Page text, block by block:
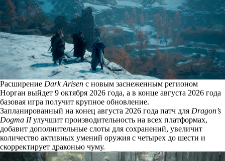
Расширение Dark Arisen с новым заснеженным регионом
Норган выйдет 9 октября 2026 года, а в конце августа 2026 года
базовая игра получит крупное обновление.
Запланированный на конец августа 2026 года патч для Dragon’s
Dogma IIулучшит производительность на всех платформах,
добавит дополнительные слоты для сохранений, увеличит
количество активных умений оружия с четырех до шести и
скорректирует драконью чуму.